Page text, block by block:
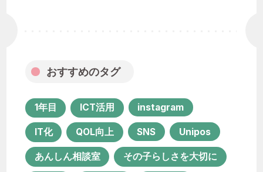
サービス担当者会議 システム化
セカンドライフ
ソーシャルワーク実習 チーム支援
おすすめのタグ
1年目 ICT活用 instagram
IT化 QOL向上 SNS Unipos
あんしん相談室 その子らしさを大切に